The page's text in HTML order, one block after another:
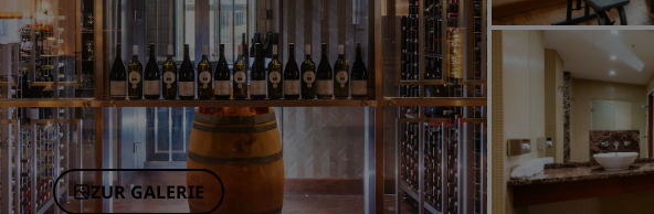
Verbundene Marken in China
ZUR GALERIE